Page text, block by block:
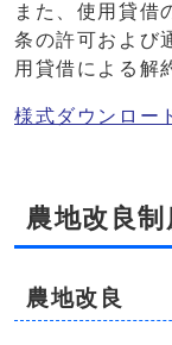
また、使用貸借
条の許可および
用貸借による解
様式ダウンロー
農地改良制
農地改良